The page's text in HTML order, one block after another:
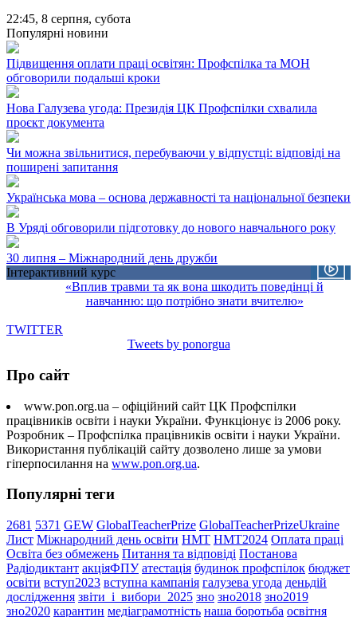
22:45, 8 серпня, субота
Популярні новини
Підвищення оплати праці освітян: Профспілка та МОН
обговорили подальші кроки
Нова Галузева угода: Президія ЦК Профспілки схвалила
проєкт документа
Чи можна звільнитися, перебуваючи у відпустці: відповіді на
поширені запитання
Українська мова – основа державності та національної безпеки
В Уряді обговорили підготовку до нового навчального року
30 липня – Міжнародний день дружби
Інтерактивний курс
«Вплив травми та як вона шкодить поведінці й
навчанню: що потрібно знати вчителю»
TWITTER
Tweets by ponorgua
Про сайт
www.pon.org.ua – офіційний сайт ЦК Профспілки
працівників освіти і науки України. Функціонує із 2006 року.
Розробник – Профспілка працівників освіти і науки України.
Використання публікацій сайту дозволено лише за умови
гіперпосилання на www.pon.org.ua.
Популярні теги
2681 5371 GEW GlobalTeacherPrize GlobalTeacherPrizeUkraine
Лист Міжнародний день освіти НМТ НМТ2024 Оплата праці
Освіта без обмежень Питання та відповіді Постанова
Радіодиктант акціяФПУ атестація будинок профспілок бюджет
освіти вступ2023 вступна кампанія галузева угода деньдій
дослідження звіти_і_вибори_2025 зно зно2018 зно2019
зно2020 карантин медіаграмотність наша боротьба освітня